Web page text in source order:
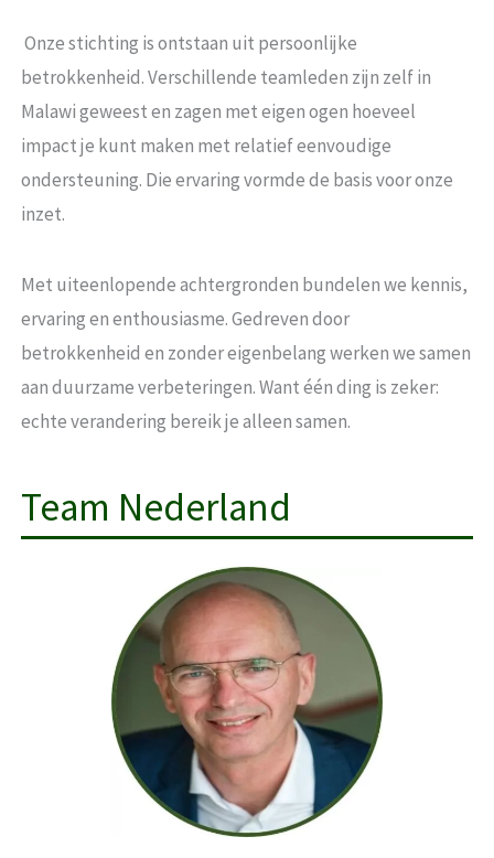
Onze stichting is ontstaan uit persoonlijke
betrokkenheid. Verschillende teamleden zijn zelf in
Malawi geweest en zagen met eigen ogen hoeveel
impact je kunt maken met relatief eenvoudige
ondersteuning. Die ervaring vormde de basis voor onze
inzet.
Met uiteenlopende achtergronden bundelen we kennis,
ervaring en enthousiasme. Gedreven door
betrokkenheid en zonder eigenbelang werken we samen
aan duurzame verbeteringen. Want één ding is zeker:
echte verandering bereik je alleen samen.
Team Nederland